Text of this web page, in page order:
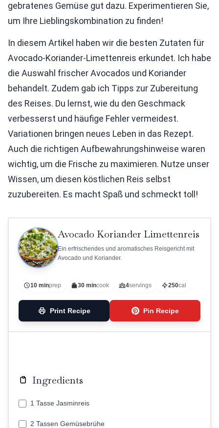
gebratenes Gemüse gut dazu. Experimentieren Sie,
um Ihre Lieblingskombination zu finden!
In diesem Artikel haben wir die besten Zutaten für
Avocado-Koriander-Limettenreis erkundet. Ich habe
die Auswahl frischer Avocados und Koriander
behandelt. Zudem gab ich Tipps zur Zubereitung
des Reises. Du lernst, wie du den Geschmack
verbesserst und häufige Fehler vermeidest.
Variationen bringen neues Leben in das Rezept.
Auch die richtigen Aufbewahrungshinweise waren
wichtig, um die Frische zu maximieren. Nutze unser
Wissen, um diesen köstlichen Reis selbst
zuzubereiten. Es macht Spaß und schmeckt toll!
Avocado Koriander Limettenreis
Ein erfrischendes und aromatisches Reisgericht mit
Avocado und Koriander.
10 minprep 30 mincook 4servings 250cal
Print Recipe Pin Recipe
Ingredients
1 Tasse Jasminreis
2 Tassen Gemüsebrühe